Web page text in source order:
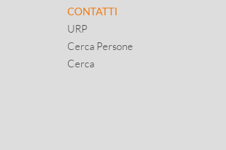
CONTATTI
URP
Cerca Persone
Cerca